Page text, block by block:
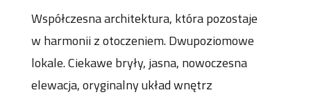
Współczesna architektura, która pozostaje
w harmonii z otoczeniem. Dwupoziomowe
lokale. Ciekawe bryły, jasna, nowoczesna
elewacja, oryginalny układ wnętrz